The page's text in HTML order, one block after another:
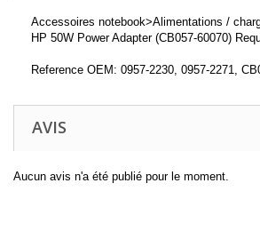
Accessoires notebook>Alimentations /
HP 50W Power Adapter (CB057-60070)
Reference OEM: 0957-2230, 0957-2271,
AVIS
Aucun avis n'a été publié pour le moment.